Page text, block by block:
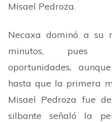
Misael Pedroza.
Necaxa dominó a su
minutos, pues
oportunidades,
hasta que la primera
Misael Pedroza fue
silbante señaló la